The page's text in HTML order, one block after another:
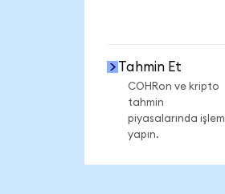
Tahmin Et
COHRon ve kripto
tahmin
piyasalarında işlem
yapın.